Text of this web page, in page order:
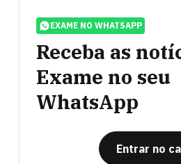
EXAME NO WHATSAPP
Receba as
Exame no seu
WhatsApp
Entrar no